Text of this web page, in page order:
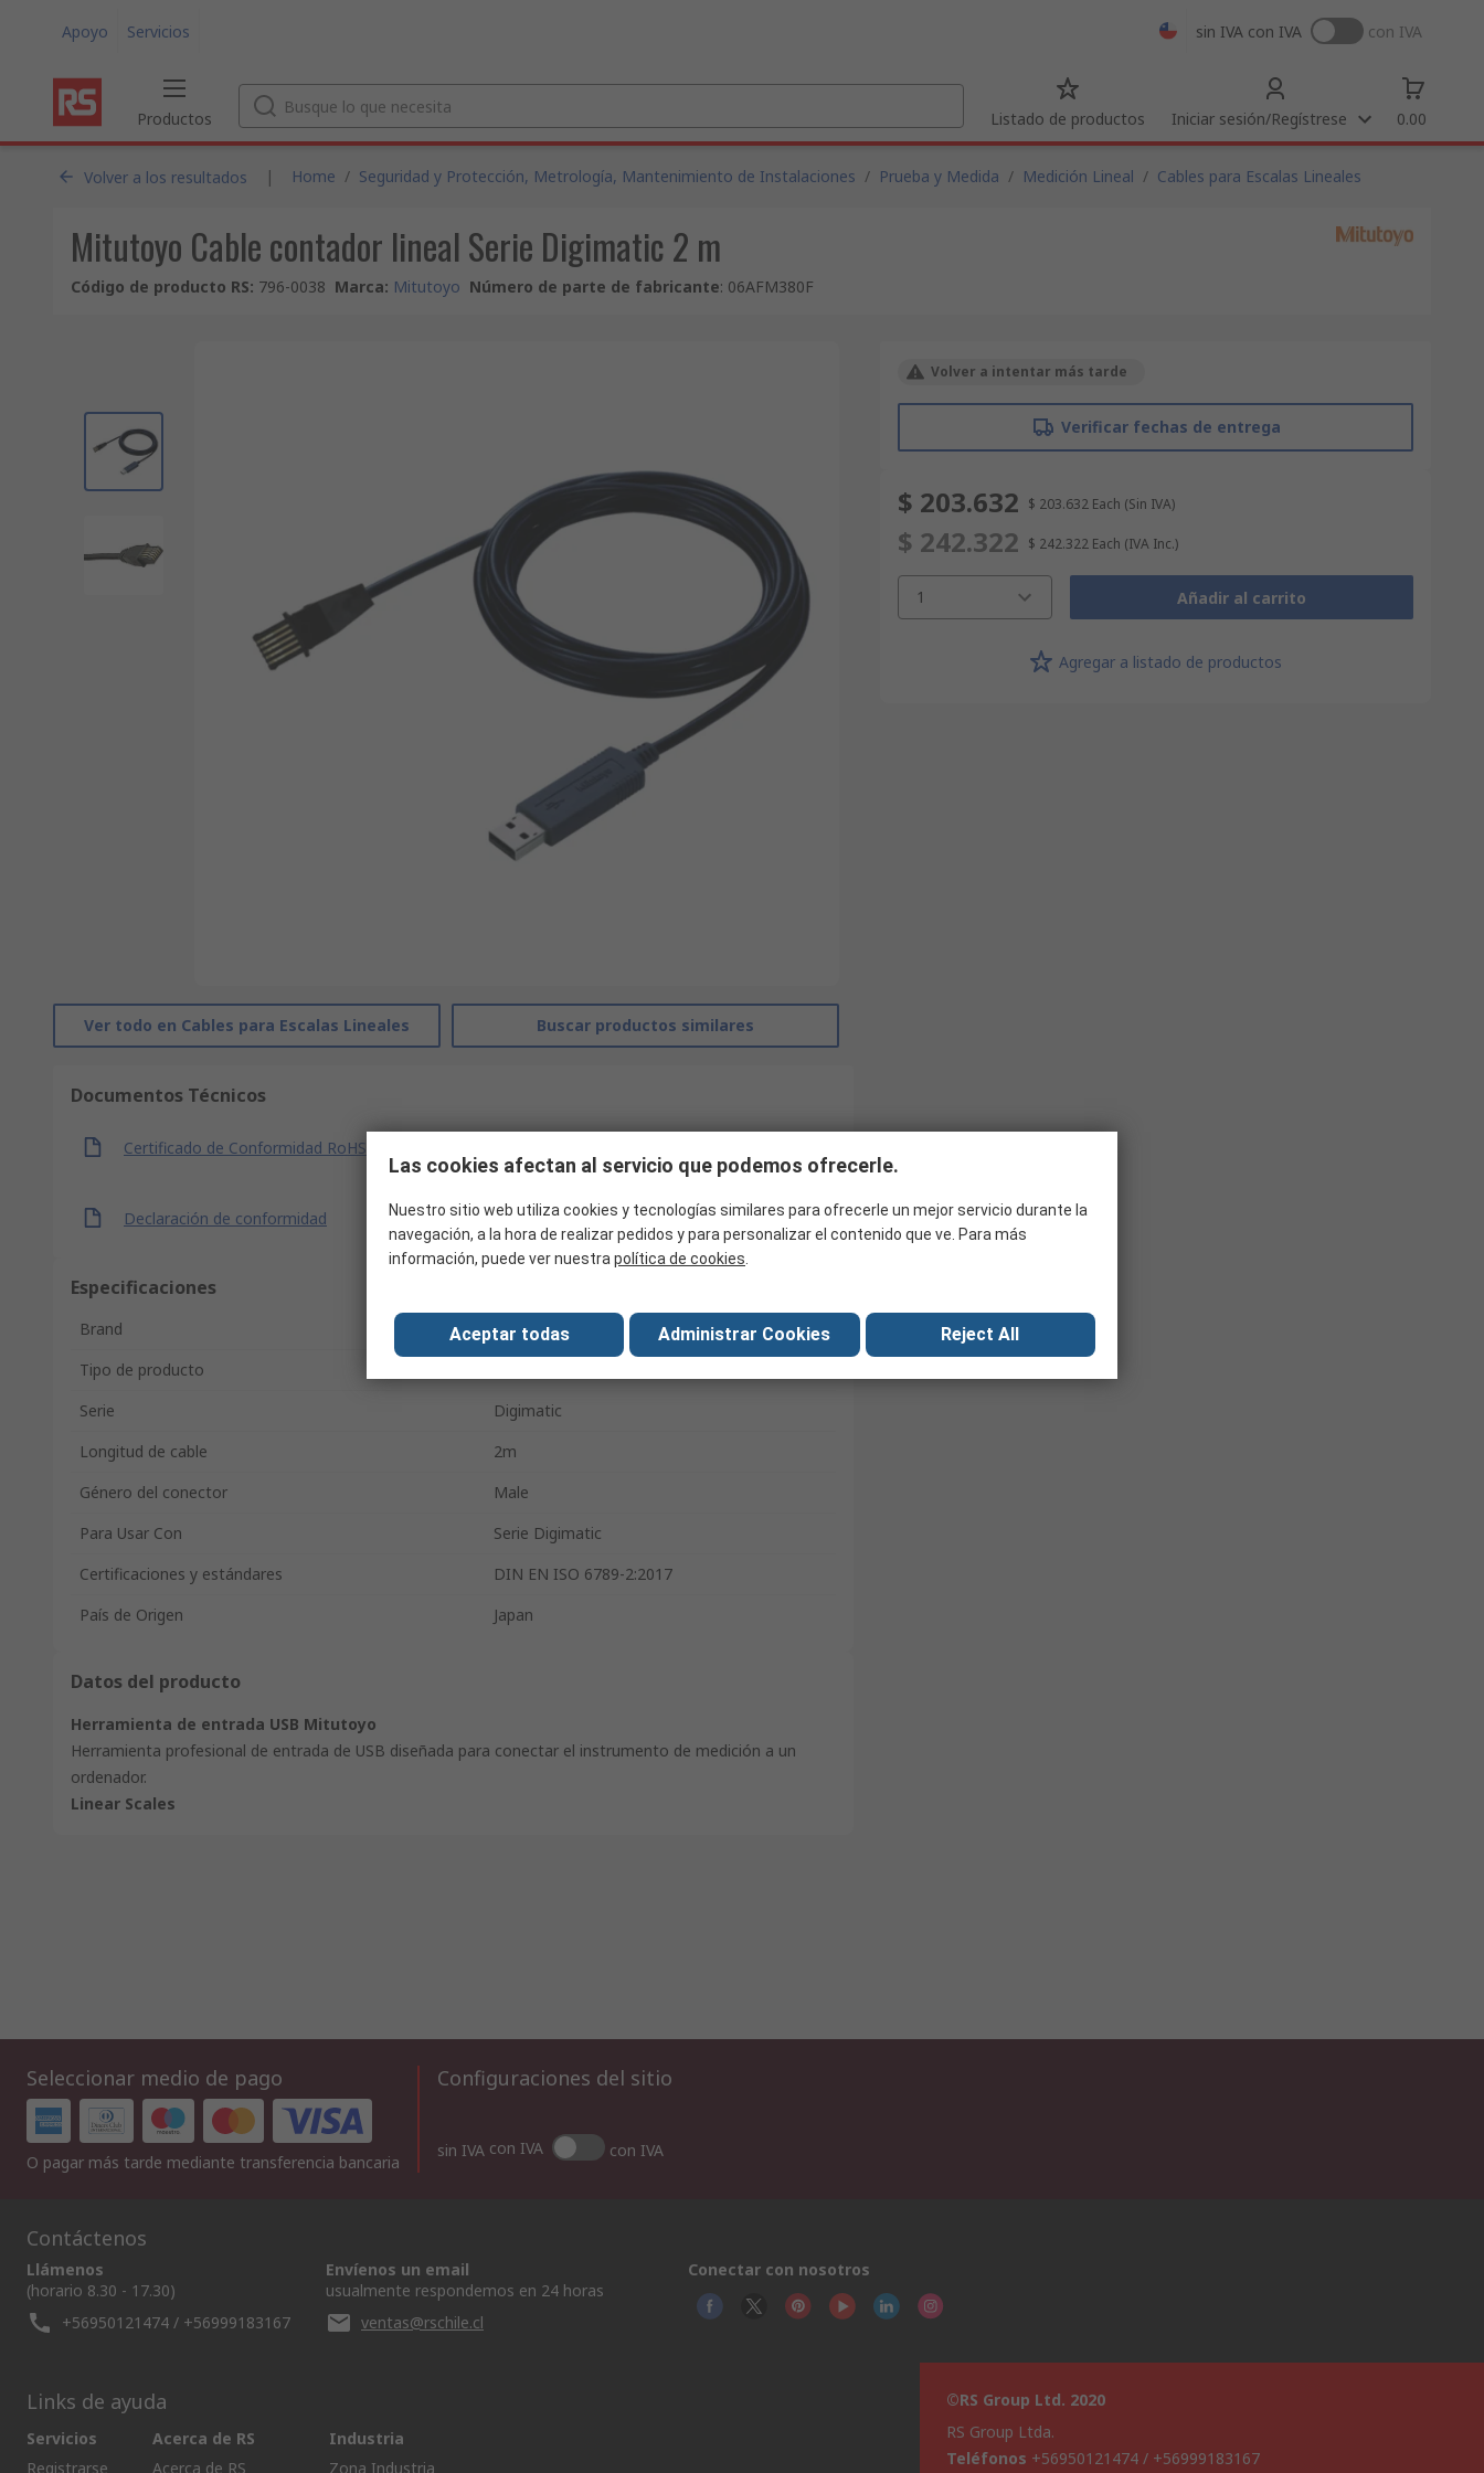
Apoyo Servicios sin IVA con IVA con IVA
Productos Listado de productos Iniciar sesión/Regístrese 0.00
Volver a los resultados | Home / Seguridad y Protección, Metrología, Mantenimiento de Instalaciones / Prueba y Medida / Medición Lineal / Cables para Escalas Lineales
Mitutoyo Cable contador lineal Serie Digimatic 2 m
Código de producto RS: 796-0038 Marca: Mitutoyo Número de parte de fabricante: 06AFM380F
Ver todo en Cables para Escalas Lineales Buscar productos similares
Documentos Técnicos
Certificado de Conformidad RoHS
Declaración de conformidad
Especificaciones
Brand
Mitutoyo
Tipo de producto
Serie
Digimatic
Longitud de cable
2m
Género del conector
Male
Para Usar Con
Serie Digimatic
Certificaciones y estándares
DIN EN ISO 6789-2:2017
País de Origen
Japan
Datos del producto
Herramienta de entrada USB Mitutoyo
Herramienta profesional de entrada de USB diseñada para conectar el instrumento de medición a un
ordenador.
Linear Scales
Volver a intentar más tarde
Verificar fechas de entrega
$ 203.632 $ 203.632 Each (Sin IVA)
$ 242.322 $ 242.322 Each (IVA Inc.)
1 Añadir al carrito
Agregar a listado de productos
Seleccionar medio de pago
O pagar más tarde mediante transferencia bancaria
Configuraciones del sitio
sin IVA con IVA con IVA
Contáctenos
Llámenos
(horario 8.30 - 17.30)
+56950121474 / +56999183167
Envíenos un email
usualmente respondemos en 24 horas
ventas@rschile.cl
Conectar con nosotros
Links de ayuda
Servicios
Registrarse
Acerca de RS
Acerca de RS
Industria
Zona Industria
©RS Group Ltd. 2020
RS Group Ltda.
Teléfonos +56950121474 / +56999183167
Las cookies afectan al servicio que podemos ofrecerle.
Nuestro sitio web utiliza cookies y tecnologías similares para ofrecerle un mejor servicio durante la
navegación, a la hora de realizar pedidos y para personalizar el contenido que ve. Para más
información, puede ver nuestra política de cookies
Aceptar todas Administrar Cookies Reject All